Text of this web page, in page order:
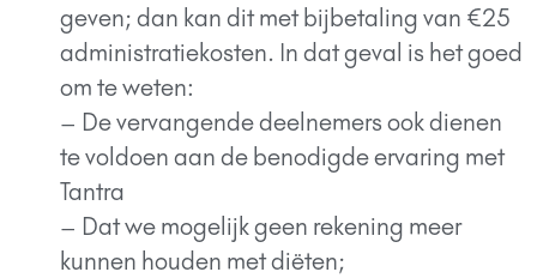
geven; dan kan dit met bijbetaling van €25
administratiekosten. In dat geval is het goed
om te weten:
– De vervangende deelnemers ook dienen
te voldoen aan de benodigde ervaring met
Tantra
– Dat we mogelijk geen rekening meer
kunnen houden met diëten;